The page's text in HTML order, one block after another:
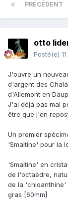
PRÉCÉDENT
otto
Posté(e)
J'ouvre un
d'argent des
d'Allemont en
J'ai déjà pas mal
être que j'en
Un premier
'Smaltine' pour la
'Smaltine' en
de l'octaèdre,
de la 'chloanthine'
gras [60mm]